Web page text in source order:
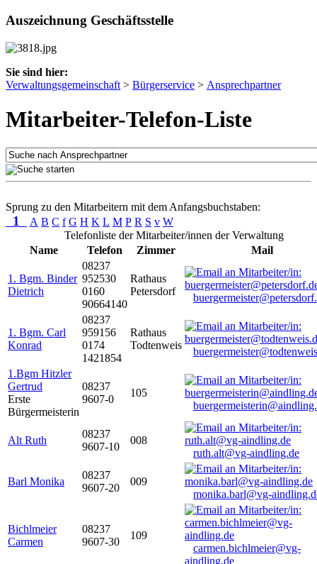
Auszeichnung Geschäftsstelle
Sie sind hier:
Verwaltungsgemeinschaft > Bürgerservice > Ansprechpartner
Mitarbeiter-Telefon-Liste
Sprung zu den Mitarbeitern mit dem Anfangsbuchstaben:
1 A B C f G H K L M P R S v W
Telefonliste der Mitarbeiter/innen der Verwaltung
Name
Telefon Zimmer Mail
1. Bgm. Binder
Dietrich
08237
952530
0160
90664140
Rathaus
Petersdorf
1. Bgm. Carl
Konrad
08237
959156
0174
1421854
Rathaus
Todtenweis
1.Bgm Hitzler
Gertrud
Erste
Bürgermeisterin
08237
9607-0
105
Alt Ruth
08237
9607-10
008
ruth.alt@vg-aindling.de
Barl Monika
08237
9607-20
009
monika.barl@vg-
Bichlmeier
Carmen
08237
9607-30
109
carmen.bichlmeier@vg-
aindling.de